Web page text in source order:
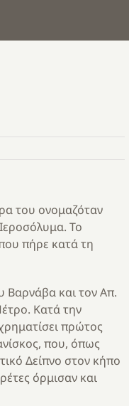
του ονομαζόταν
Το
πήρε κατά τη
Βαρνάβα και τον Απ.
Κατά την
πρώτος
που, όπως
Δείπνο στον κήπο
όρμισαν και